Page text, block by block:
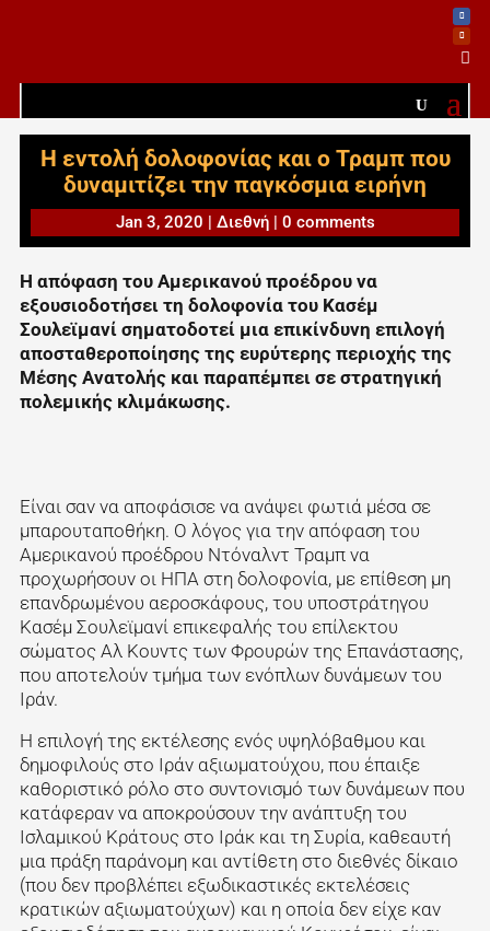

Η εντολή δολοφονίας και ο Τραμπ που
δυναμιτίζει την παγκόσμια ειρήνη
Jan 3, 2020 | Διεθνή| 0 comments
Η απόφαση του Αμερικανού προέδρου να
εξουσιοδοτήσει τη δολοφονία του Κασέμ
Σουλεϊμανί σηματοδοτεί μια επικίνδυνη επιλογή
αποσταθεροποίησης της ευρύτερης περιοχής της
Μέσης Ανατολής και παραπέμπει σε στρατηγική
πολεμικής κλιμάκωσης.
Είναι σαν να αποφάσισε να ανάψει φωτιά μέσα σε
μπαρουταποθήκη. Ο λόγος για την απόφαση του
Αμερικανού προέδρου Ντόναλντ Τραμπ να
προχωρήσουν οι ΗΠΑ στη δολοφονία, με επίθεση μη
επανδρωμένου αεροσκάφους, του υποστράτηγου
Κασέμ Σουλεϊμανί επικεφαλής του επίλεκτου
σώματος Αλ Κουντς των Φρουρών της Επανάστασης,
που αποτελούν τμήμα των ενόπλων δυνάμεων του
Ιράν.
Η επιλογή της εκτέλεσης ενός υψηλόβαθμου και
δημοφιλούς στο Ιράν αξιωματούχου, που έπαιξε
καθοριστικό ρόλο στο συντονισμό των δυνάμεων που
κατάφεραν να αποκρούσουν την ανάπτυξη του
Ισλαμικού Κράτους στο Ιράκ και τη Συρία, καθεαυτή
μια πράξη παράνομη και αντίθετη στο διεθνές δίκαιο
(που δεν προβλέπει εξωδικαστικές εκτελέσεις
κρατικών αξιωματούχων) και η οποία δεν είχε καν